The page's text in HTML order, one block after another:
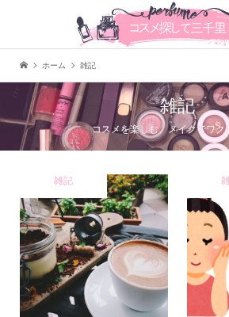
ホーム 雑記
雑記
コスメを楽しむ、メイクでワク
雑記